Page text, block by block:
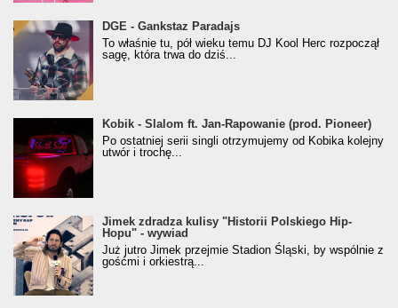
donGURALesko z nagrodą za
Klasyczny/Trueschoolowy Album Roku
(Popkillery 2023)
DGE - Gankstaz Paradajs
To właśnie tu, pół wieku temu DJ Kool Herc rozpoczął
sagę, która trwa do dziś...
Kobik - Slalom ft. Jan-Rapowanie (prod. Pioneer)
[Official Music Visualiser]
Kobik - Slalom ft. Jan-Rapowanie (prod. Pioneer)
Po ostatniej serii singli otrzymujemy od Kobika kolejny
utwór i trochę...
Jimek zdradza kulisy "Historii Polskiego Hip-
Hopu" - wywiad
Jimek zdradza kulisy "Historii Polskiego Hip-
Hopu" - wywiad
Już jutro Jimek przejmie Stadion Śląski, by wspólnie z
gośćmi i orkiestrą...